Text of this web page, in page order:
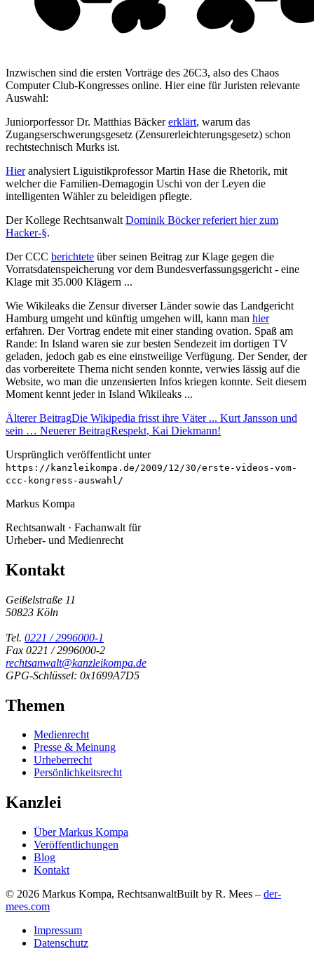
Inzwischen sind die ersten Vorträge des 26C3, also des Chaos
Computer Club-Kongresses online. Hier eine für Juristen relevante
Auswahl:
Juniorporfessor Dr. Matthias Bäckererklärt, warum das
Zugangserschwerungsgesetz (Zensurerleichterungsgesetz) schon
rechtstechnisch Murks ist.
Hieranalysiert Liguistikprofessor Martin Hase die Rhetorik, mit
welcher die Familien-Demagogin Uschi von der Leyen die
intelligenten Wähler zu beleidigen pflegte.
Der Kollege Rechtsanwalt Dominik Böcker referiert hier zum
Hacker-§.
Der CCC berichtete über seinen Beitrag zur Klage gegen die
Vorratsdatenspeicherung vor dem Bundesverfassungsgericht - eine
Klage mit 35.000 Klägern ...
Wie Wikileaks die Zensur diverser Länder sowie das Landgericht
Hamburg umgeht und künftig umgehen will, kann man hier
erfahren. Der Vortrag endete mit einer standing ovation. Spaß am
Rande: In Island waren sie zur besten Sendezeit im dortigen TV
geladen, jedoch gab es eine einstweilige Verfügung. Der Sender, der
das vorbereitete Thema nicht senden konnte, verwies lässig auf die
Website, wo man die unzensierten Infos kriegen konnte. Seit diesem
Moment kennt jeder in Island Wikileaks ...
Älterer BeitragDie Wikipedia frisst ihre Väter ... Kurt Jansson und
sein … Neuerer BeitragRespekt, Kai Diekmann!
Ursprünglich veröffentlicht unter
https://kanzleikompa.de/2009/12/30/erste-videos-vom-
ccc-kongress-auswahl/
Markus Kompa
Rechtsanwalt · Fachanwalt für
Urheber- und Medienrecht
Kontakt
Geißelstraße 11
50823 Köln
Tel. 0221 / 2996000-1
Fax 0221 / 2996000-2
rechtsanwalt@kanzleikompa.de
GPG-Schlüssel: 0x1699A7D5
Themen
Medienrecht
Presse & Meinung
Urheberrecht
Persönlichkeitsrecht
Kanzlei
Über Markus Kompa
Veröffentlichungen
Blog
Kontakt
© 2026 Markus Kompa, RechtsanwaltBuilt by R. Mees – der-
mees.com
Impressum
Datenschutz